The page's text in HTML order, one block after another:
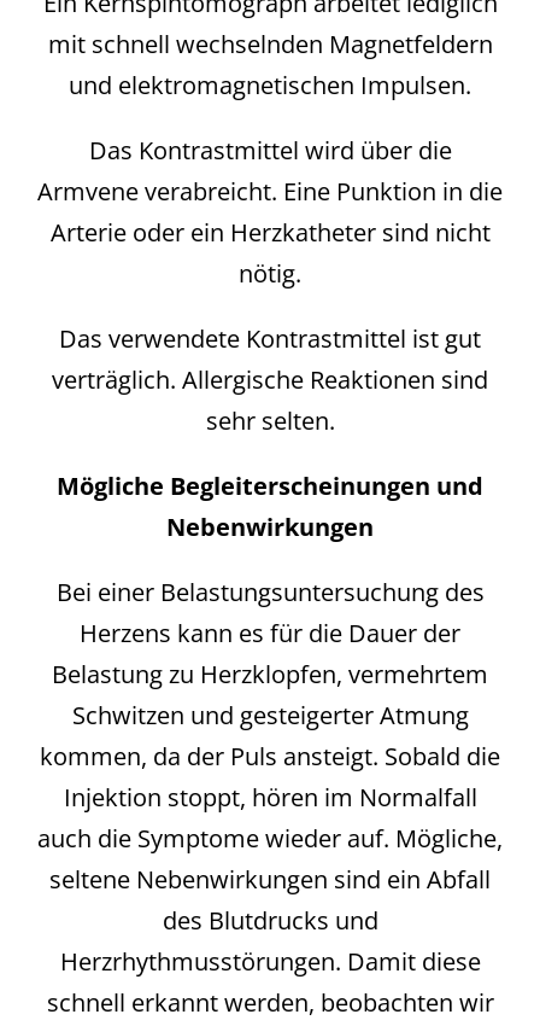
mit schnell wechselnden Magnetfeldern
und elektromagnetischen Impulsen.
Das Kontrastmittel wird über die
Armvene verabreicht. Eine Punktion in die
Arterie oder ein Herzkatheter sind nicht
nötig.
Das verwendete Kontrastmittel ist gut
verträglich. Allergische Reaktionen sind
sehr selten.
Mögliche Begleiterscheinungen und
Nebenwirkungen
Bei einer Belastungsuntersuchung des
Herzens kann es für die Dauer der
Belastung zu Herzklopfen, vermehrtem
Schwitzen und gesteigerter Atmung
kommen, da der Puls ansteigt. Sobald die
Injektion stoppt, hören im Normalfall
auch die Symptome wieder auf. Mögliche,
seltene Nebenwirkungen sind ein Abfall
des Blutdrucks und
Herzrhythmusstörungen. Damit diese
schnell erkannt werden, beobachten wir